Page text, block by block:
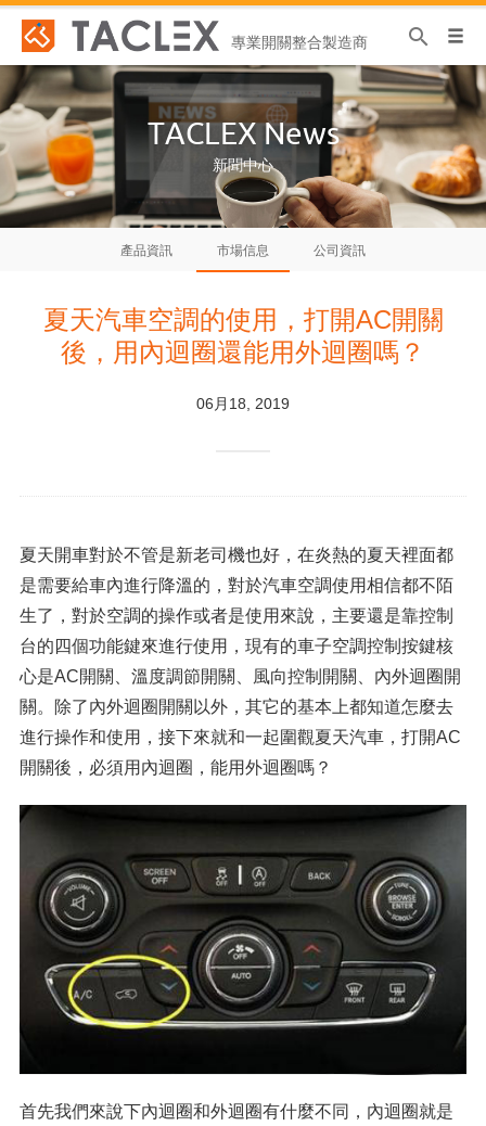
專業開關整合製造商 search
TACLEX News
新聞中心
產品資訊 市場信息 公司資訊
夏天汽車空調的使用，打開AC開關
後，用內迴圈還能用外迴圈嗎？
06月18, 2019
夏天開車對於不管是新老司機也好，在炎熱的夏天裡面都
是需要給車內進行降溫的，對於汽車空調使用相信都不陌
生了，對於空調的操作或者是使用來說，主要還是靠控制
台的四個功能鍵來進行使用，現有的車子空調控制按鍵核
心是AC開關、溫度調節開關、風向控制開關、內外迴圈開
關。除了內外迴圈開關以外，其它的基本上都知道怎麼去
進行操作和使用，接下來就和一起圍觀夏天汽車，打開AC
開關後，必須用內迴圈，能用外迴圈嗎？
首先我們來說下內迴圈和外迴圈有什麼不同，內迴圈就是